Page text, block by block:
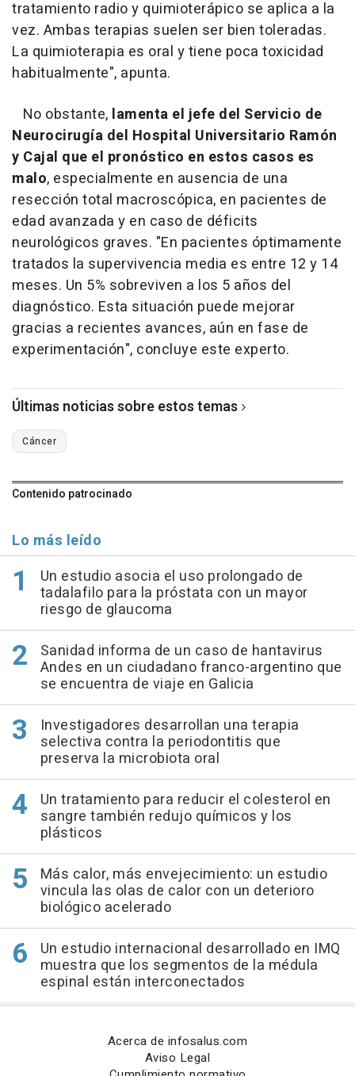
tratamiento radio y quimioterápico se aplica a la
vez. Ambas terapias suelen ser bien toleradas.
La quimioterapia es oral y tiene poca toxicidad
habitualmente", apunta.
No obstante, lamenta el jefe del Servicio de
Neurocirugía del Hospital Universitario Ramón
y Cajal que el pronóstico en estos casos es
malo, especialmente en ausencia de una
resección total macroscópica, en pacientes de
edad avanzada y en caso de déficits
neurológicos graves. "En pacientes óptimamente
tratados la supervivencia media es entre 12 y 14
meses. Un 5% sobreviven a los 5 años del
diagnóstico. Esta situación puede mejorar
gracias a recientes avances, aún en fase de
experimentación", concluye este experto.
Últimas noticias sobre estos temas
Cáncer
Contenido patrocinado
Lo más leído
Un estudio asocia el uso prolongado de
tadalafilo para la próstata con un mayor
riesgo de glaucoma
Sanidad informa de un caso de hantavirus
Andes en un ciudadano franco-argentino que
se encuentra de viaje en Galicia
Investigadores desarrollan una terapia
selectiva contra la periodontitis que
preserva la microbiota oral
Un tratamiento para reducir el colesterol en
sangre también redujo químicos y los
plásticos
Más calor, más envejecimiento: un estudio
vincula las olas de calor con un deterioro
biológico acelerado
Un estudio internacional desarrollado en IMQ
muestra que los segmentos de la médula
espinal están interconectados
Acerca de infosalus.com
Aviso Legal